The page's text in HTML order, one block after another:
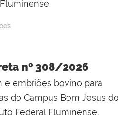
nº 308/2026
e embriões bovino para
do Campus Bom Jesus do
Federal Fluminense.